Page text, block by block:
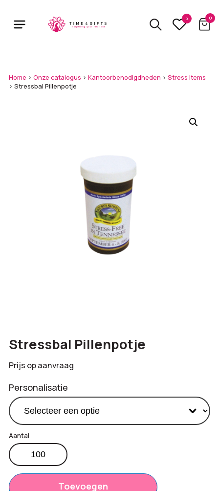
main
0 0
Home > Onze catalogus > Kantoorbenodigdheden > Stress Items
> Stressbal Pillenpotje
Stressbal Pillenpotje
Prijs op aanvraag
Personalisatie
Totaal
opties:
€0,00
Stressbal
Pillenpotje
aantal
Toevoegen